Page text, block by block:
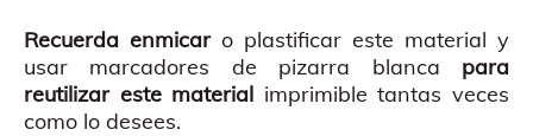
Recuerda enmicaro plastificar este material y
usar marcadores de pizarra blanca para
reutilizar este material imprimible tantas veces
como lo desees.